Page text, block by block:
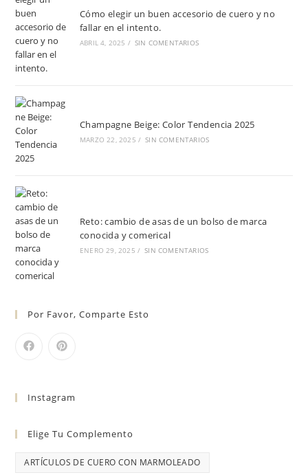
Cómo elegir un buen accesorio de cuero y no
fallar en el intento.
ABRIL 4, 2025 / SIN COMENTARIOS
Champagne Beige: Color Tendencia 2025
MARZO 22, 2025 / SIN COMENTARIOS
Reto: cambio de asas de un bolso de marca
conocida y comerical
ENERO 29, 2025 / SIN COMENTARIOS
Por Favor, Comparte Esto
Instagram
Elige Tu Complemento
ARTÍCULOS DE CUERO CON MARMOLEADO